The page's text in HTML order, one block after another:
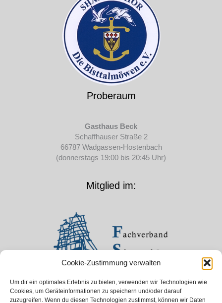
Cookie-Zustimmung verwalten
Um dir ein optimales Erlebnis zu bieten, verwenden wir Technologien wie
Cookies, um Geräteinformationen zu speichern und/oder darauf
zuzugreifen. Wenn du diesen Technologien zustimmst, können wir Daten
Proberaum
Gasthaus Beck
Schaffhauser Straße 2
66787 Wadgassen-Hostenbach
(donnerstags 19:00 bis 20:45 Uhr)
Mitglied im: